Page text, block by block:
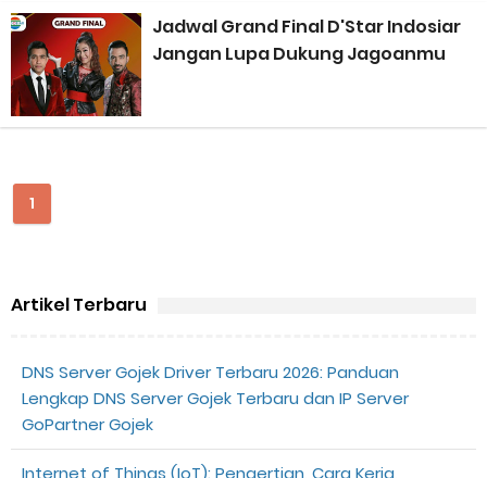
Cara Mudah Melihat Nomor Shopeepay Sendiri dan Orang Lain
7 Cara Mudah Top Up Grab untuk Driver
Penyebab dan Cara Memulihkan Akun Gojek Dibekukan
Cara Menggunakan Paket Telkomsel Mitra Gojek
5 Biaya Potongan Shopee Food yang Perlu Kamu Ketahui
Jadwal Grand Final D'Star Indosiar
Jangan Lupa Dukung Jagoanmu
1
Artikel Terbaru
DNS Server Gojek Driver Terbaru 2026: Panduan
Lengkap DNS Server Gojek Terbaru dan IP Server
GoPartner Gojek
Internet of Things (IoT): Pengertian, Cara Kerja,